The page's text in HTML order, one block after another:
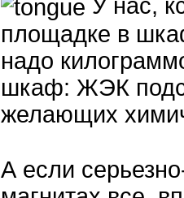
У нас,
площадке в
надо
шкаф: ЖЭК
желающих
А если